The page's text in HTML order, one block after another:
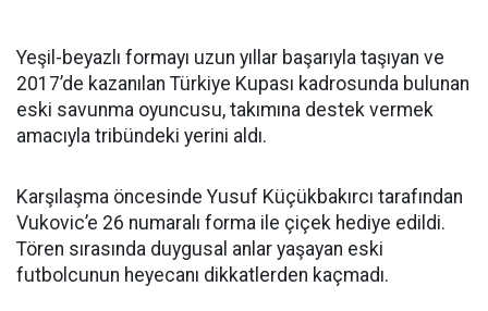
Yeşil-beyazlı formayı uzun yıllar başarıyla taşıyan ve
2017’de kazanılan Türkiye Kupası kadrosunda bulunan
eski savunma oyuncusu, takımına destek vermek
amacıyla tribündeki yerini aldı.
Karşılaşma öncesinde Yusuf Küçükbakırcı tarafından
Vukovic’e 26 numaralı forma ile çiçek hediye edildi.
Tören sırasında duygusal anlar yaşayan eski
futbolcunun heyecanı dikkatlerden kaçmadı.